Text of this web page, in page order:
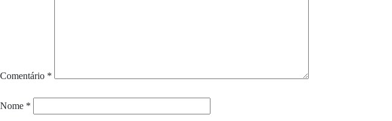
Comentário *
Nome *